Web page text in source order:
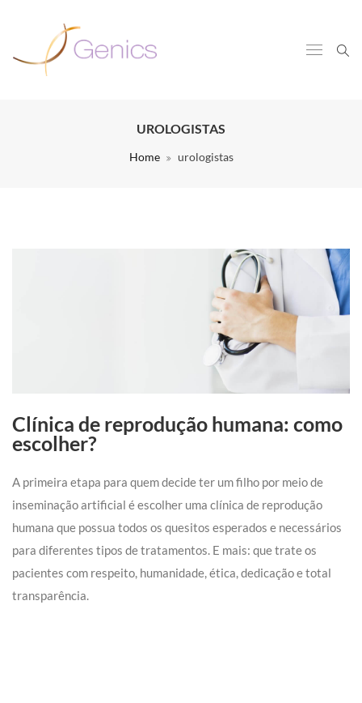
UROLOGISTAS
Home urologistas
Clínica de reprodução humana: como
escolher?
A primeira etapa para quem decide ter um filho por meio de
inseminação artificial é escolher uma clínica de reprodução
humana que possua todos os quesitos esperados e necessários
para diferentes tipos de tratamentos. E mais: que trate os
pacientes com respeito, humanidade, ética, dedicação e total
transparência.